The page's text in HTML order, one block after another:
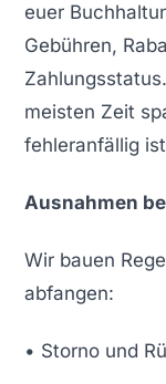
euer
Gebühren,
meisten Zeit
fehleranfällig
Ausnahmen
Wir bauen
abfangen:
• Storno und